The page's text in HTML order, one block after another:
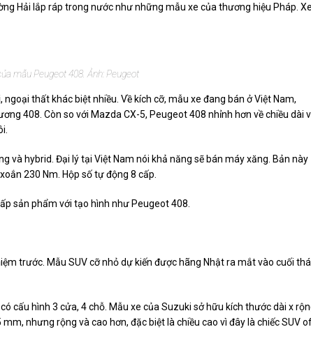
Hải lắp ráp trong nước như những mẫu xe của thương hiệu Pháp. Xe
mẫu Peugeot 408. Ảnh: Peugeot
thất khác biệt nhiều. Về kích cỡ, mẫu xe đang bán ở Việt Nam,
408. Còn so với Mazda CX-5, Peugeot 408 nhỉnh hơn về chiều dài
và hybrid. Đại lý tại Việt Nam nói khả năng sẽ bán máy xăng. Bản này
230 Nm. Hộp số tự động 8 cấp.
sản phẩm với tạo hình như Peugeot 408.
trước. Mẫu SUV cỡ nhỏ dự kiến được hãng Nhật ra mắt vào cuối
cấu hình 3 cửa, 4 chỗ. Mẫu xe của Suzuki sở hữu kích thước dài x
nhưng rộng và cao hơn, đặc biệt là chiều cao vì đây là chiếc SUV